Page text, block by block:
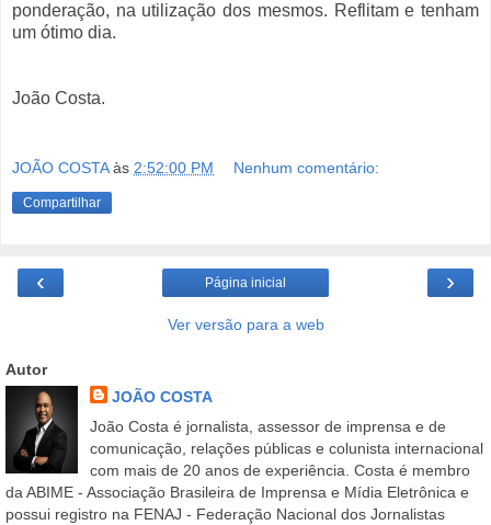
ponderação, na utilização dos mesmos. Reflitam e tenham
um ótimo dia.
João Costa.
JOÃO COSTAàs 2:52:00 PM Nenhum comentário:
Compartilhar
‹ ›
Página inicial
Ver versão para a web
Autor
JOÃO COSTA
João Costa é jornalista, assessor de imprensa e de
comunicação, relações públicas e colunista internacional
com mais de 20 anos de experiência. Costa é membro
da ABIME - Associação Brasileira de Imprensa e Mídia Eletrônica e
possui registro na FENAJ - Federação Nacional dos Jornalistas